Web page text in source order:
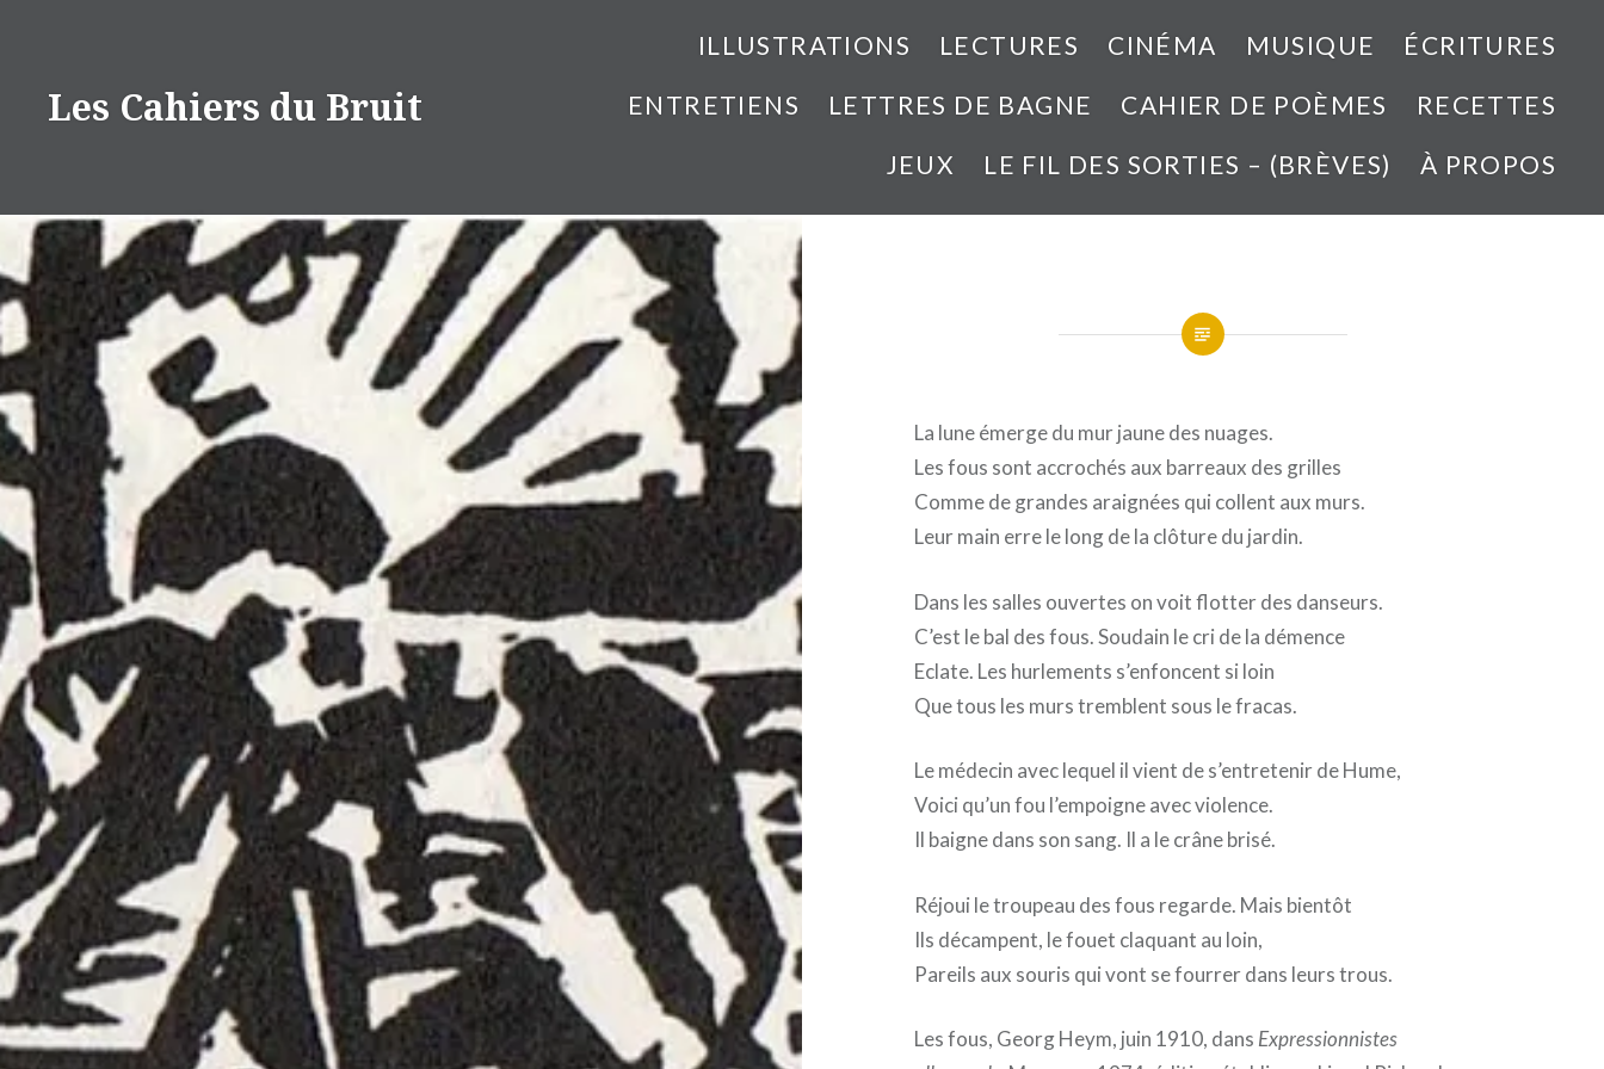
Les Cahiers du Bruit
ILLUSTRATIONS LECTURES CINÉMA MUSIQUE
ÉCRITURES
ENTRETIENS
LETTRES DE BAGNE CAHIER DE POÈMES
RECETTES
JEUX
LE FIL DES SORTIES – (BRÈVES) À PROPOS
La lune émerge du mur jaune des nuages.
Les fous sont accrochés aux barreaux des grilles
Comme de grandes araignées qui collent aux murs.
Leur main erre le long de la clôture du jardin.
Dans les salles ouvertes on voit flotter des danseurs.
C’est le bal des fous. Soudain le cri de la démence
Eclate. Les hurlements s’enfoncent si loin
Que tous les murs tremblent sous le fracas.
Le médecin avec lequel il vient de s’entretenir de Hume,
Voici qu’un fou l’empoigne avec violence.
Il baigne dans son sang. Il a le crâne brisé.
Réjoui le troupeau des fous regarde. Mais bientôt
Ils décampent, le fouet claquant au loin,
Pareils aux souris qui vont se fourrer dans leurs trous.
Les fous, Georg Heym, juin 1910, dans Expressionnistes